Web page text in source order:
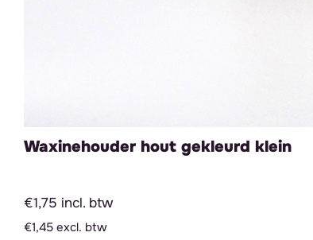
Waxinehouder hout gekleurd klein
€1,75 incl. btw
€1,45 excl. btw